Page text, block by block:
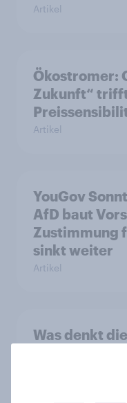
Artikel
Ökostromer:
Zukunft“
Artikel
YouGov
AfD baut
Zustimmung
sinkt weiter
Artikel
Was denkt